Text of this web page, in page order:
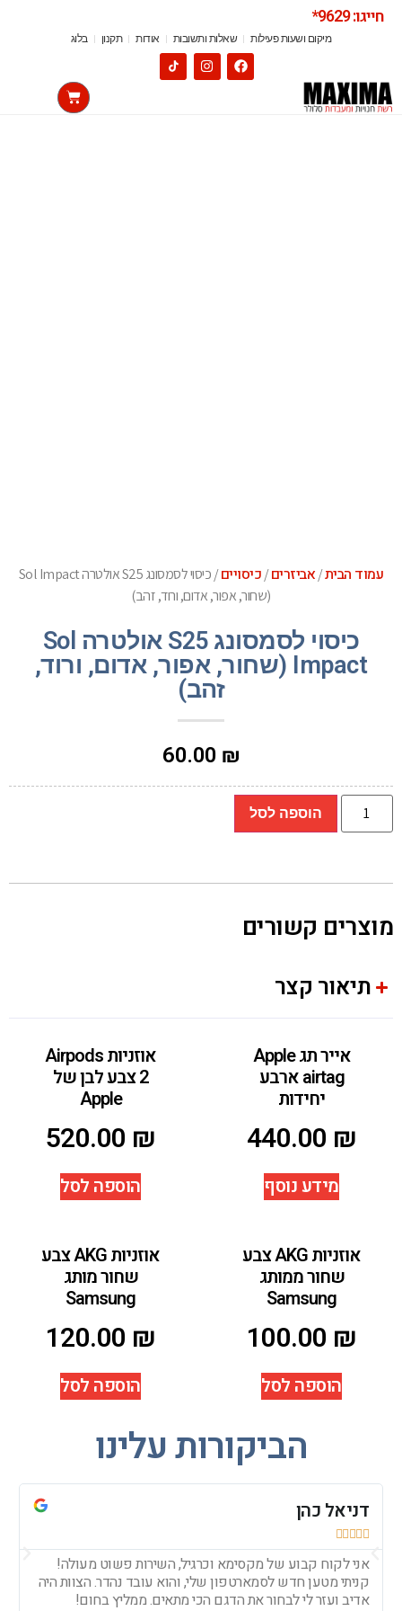
חייגו: 9629*
מיקום ושעות פעילות שאלות ותשובות אודות תקנון בלוג
עמוד הבית/אביזרים/כיסויים
/ כיסוי לסמסונג S25 אולטרה Sol Impact
(שחור, אפור, אדום, ורוד, זהב)
כיסוי לסמסונג S25 אולטרה Sol
Impact (שחור, אפור, אדום, ורוד,
זהב)
60.00₪
הוספה לסל
מוצרים קשורים
תיאור קצר
אייר תג Apple
airtag ארבע
יחידות
440.00₪
מידע נוסף
אוזניות Airpods
2 צבע לבן של
Apple
520.00₪
הוספה לסל
אוזניות AKG צבע
שחור ממותג
Samsung
100.00₪
הוספה לסל
אוזניות AKG צבע
שחור מותג
Samsung
120.00₪
הוספה לסל
הביקורות עלינו
דניאל כהן





אני לקוח קבוע של מקסימא וכרגיל, השירות פשוט מעולה!
קניתי מטען חדש לסמארטפון שלי, והוא עובד נהדר. הצוות היה
אדיב ועזר לי לבחור את הדגם הכי מתאים. ממליץ בחום!